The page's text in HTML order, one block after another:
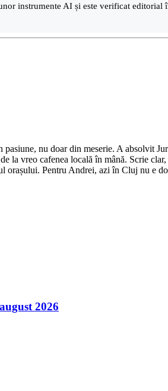
instrumente AI și este verificat
nu doar din meserie. A absolvit
la vreo cafenea locală în mână. Scrie
Pentru Andrei, azi în Cluj nu e
2026